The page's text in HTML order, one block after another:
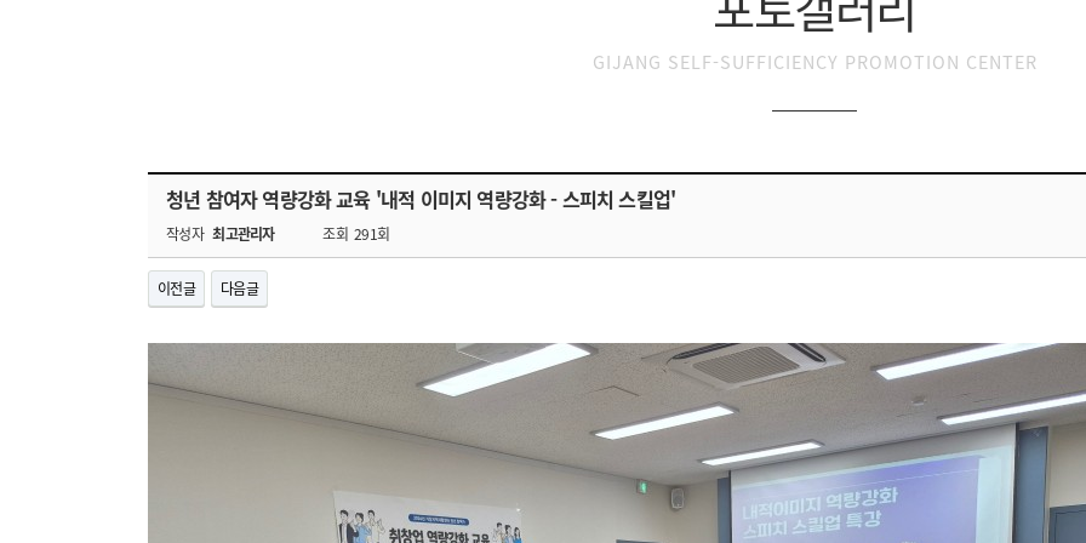
GIJANG SELF-SUFFICIENCY PROMOTION CENTER
청년 참여자 역량강화 교육 '내적 이미지 역량강화 - 스피치 스킬업'
작성자 최고관리자 조회 291회
이전글 다음글